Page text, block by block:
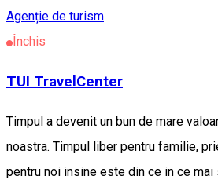
Agenție de turism
Închis
TUI TravelCenter
Timpul a devenit un bun de mare
noastra. Timpul liber pentru familie,
pentru noi insine este din ce in ce mai